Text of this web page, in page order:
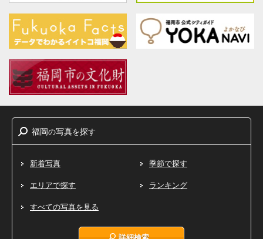
福岡の写真を探す
新着写真 季節で探す
エリアで探す ランキング
すべての写真を見る